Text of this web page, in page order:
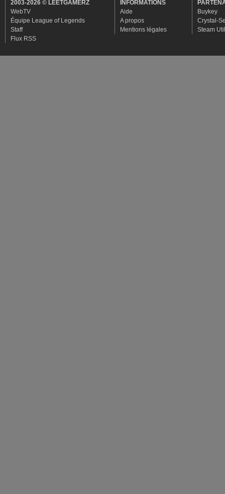
2003-2026 © LEETGAMERZ
WebTV
Équipe League of Legends
Staff
Flux RSS
INFORMATIONS
Aide
A propos
Mentions légales
Buykey
Crystal-
Steam